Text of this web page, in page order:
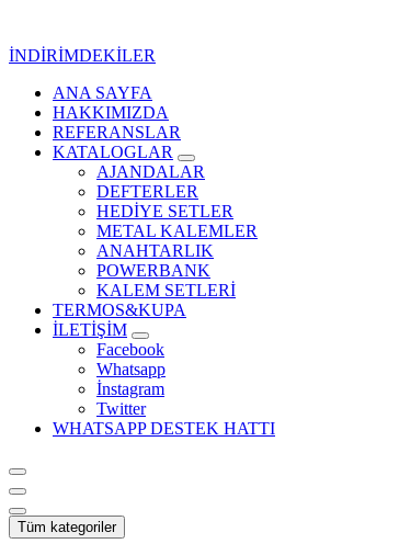
İNDİRİMDEKİLER
Kurumsal Promosyon-Hediyelik
ANA SAYFA
HAKKIMIZDA
REFERANSLAR
KATALOGLAR
AJANDALAR
DEFTERLER
HEDİYE SETLER
METAL KALEMLER
ANAHTARLIK
POWERBANK
KALEM SETLERİ
TERMOS&KUPA
İLETİŞİM
Facebook
Whatsapp
İnstagram
Twitter
WHATSAPP DESTEK HATTI
Tüm kategoriler